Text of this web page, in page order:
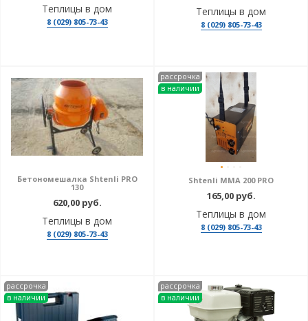
Теплицы в дом
8 (029) 805-73-43
Теплицы в дом
8 (029) 805-73-43
Бетономешалка Shtenli PRO
130
620,00 руб.
Теплицы в дом
8 (029) 805-73-43
рассрочка
в наличии
Shtenli MMA 200 PRO
165,00 руб.
Теплицы в дом
8 (029) 805-73-43
рассрочка
в наличии
рассрочка
в наличии